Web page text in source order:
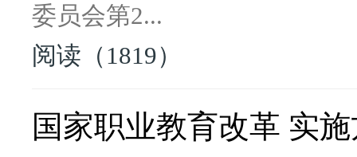
委员会第2...
阅读（1819）
国家职业教育改革 实